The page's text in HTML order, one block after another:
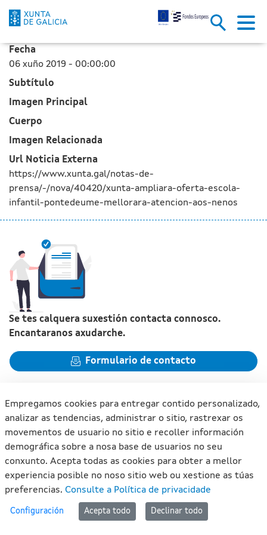
A Xunta ampliará a oferta da
Skip to Main Content
Fecha
06 xuño 2019 - 00:00:00
Subtítulo
Imagen Principal
Cuerpo
Imagen Relacionada
Url Noticia Externa
https://www.xunta.gal/notas-de-
prensa/-/nova/40420/xunta-ampliara-oferta-escola-
infantil-pontedeume-mellorara-atencion-aos-nenos
Se tes calquera suxestión contacta connosco.
Encantaranos axudarche.
Formulario de contacto
Xunta de Galicia. Información mantida e publicada na internet
pola Xunta de Galicia
Atención á cidadanía
Accesibilidade
Mapa do portal
Empregamos cookies para entregar contido personalizado,
analizar as tendencias, administrar o sitio, rastrexar os
movementos de usuario no sitio e recoller información
demográfica sobre a nosa base de usuarios no seu
conxunto. Acepta todas as cookies para obter a mellor
experiencia posible no noso sitio web ou xestione as túas
preferencias. Consulte a Política de privacidade
Configuración Acepta todo Declinar todo